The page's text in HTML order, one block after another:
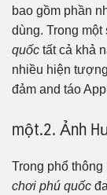
bao gồm phần
dùng. Trong một
quốc tất cả khả
nhiều hiện
đảm and táo
một.2. Ảnh
Trong phổ
chơi phú quốc